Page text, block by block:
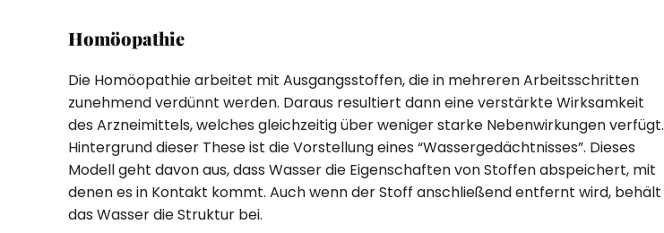
Homöopathie
Die Homöopathie arbeitet mit Ausgangsstoffen, die in mehreren Arbeitsschritten
zunehmend verdünnt werden. Daraus resultiert dann eine verstärkte Wirksamkeit
des Arzneimittels, welches gleichzeitig über weniger starke Nebenwirkungen verfügt.
Hintergrund dieser These ist die Vorstellung eines “Wassergedächtnisses”. Dieses
Modell geht davon aus, dass Wasser die Eigenschaften von Stoffen abspeichert, mit
denen es in Kontakt kommt. Auch wenn der Stoff anschließend entfernt wird, behält
das Wasser die Struktur bei.